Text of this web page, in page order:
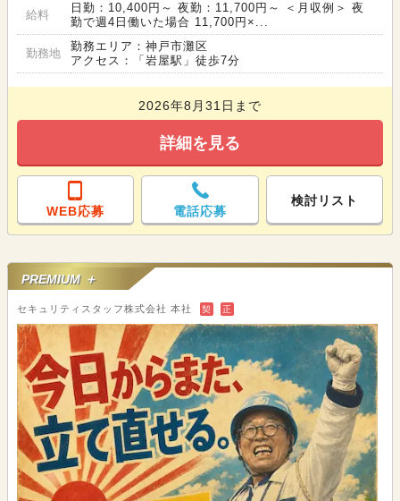
給料
日勤：10,400円～ 夜勤：11,700円～ ＜月収例＞ 夜
勤で週4日働いた場合 11,700円×...
勤務地
勤務エリア：神戸市灘区
アクセス：「岩屋駅」徒歩7分
2026年8月31日まで
詳細を見る
WEB応募 電話応募
検討リスト
PREMIUM ＋
セキュリティスタッフ株式会社 本社 契 正